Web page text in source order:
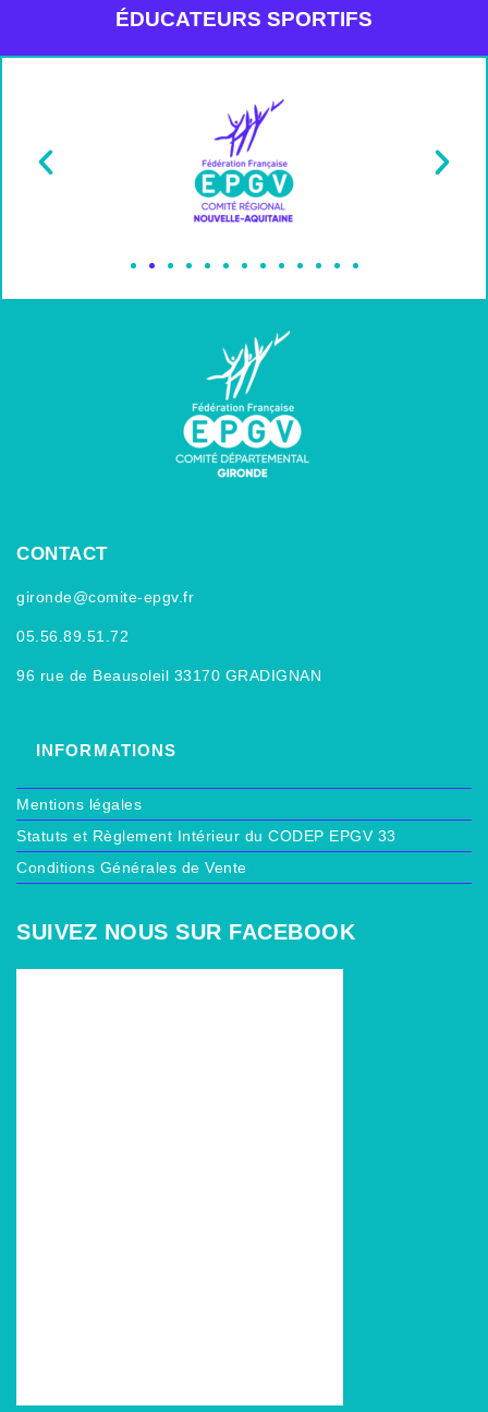
ÉDUCATEURS SPORTIFS
CONTACT
gironde@comite-epgv.fr
05.56.89.51.72
96 rue de Beausoleil 33170 GRADIGNAN
INFORMATIONS
Mentions légales
Statuts et Règlement Intérieur du CODEP EPGV 33
Conditions Générales de Vente
SUIVEZ NOUS SUR FACEBOOK